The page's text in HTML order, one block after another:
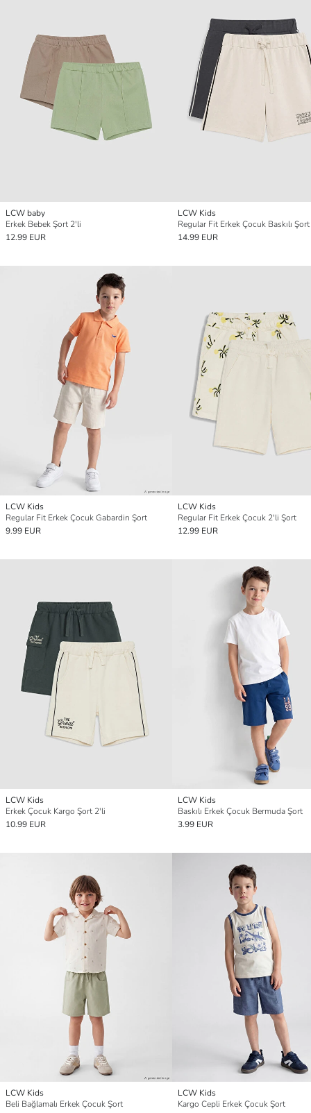
LCW baby
Erkek Bebek Şort 2'li
12.99 EUR
LCW Kids
Regular Fit Erkek Çocuk Baskılı
14.99 EUR
LCW Kids
Regular Fit Erkek Çocuk Gabardin Şort
9.99 EUR
LCW Kids
Regular Fit Erkek Çocuk 2'li Şort
12.99 EUR
LCW Kids
Erkek Çocuk Kargo Şort 2'li
10.99 EUR
LCW Kids
Baskılı Erkek Çocuk Bermuda Şort
3.99 EUR
LCW Kids
Beli Bağlamalı Erkek Çocuk Şort
LCW Kids
Kargo Cepli Erkek Çocuk Şort